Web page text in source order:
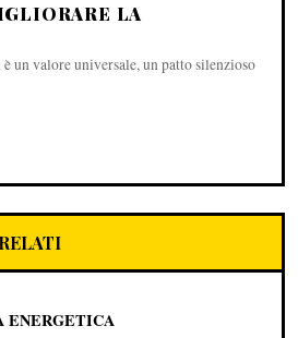
LA
un valore universale, un patto silenzioso
ENERGETICA